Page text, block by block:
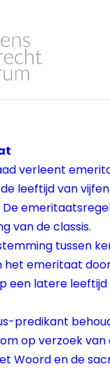
verleent
leeftijd van
van de classis.
tussen
het emeritaat
een latere
predikant
op verzoek van
Woord en de